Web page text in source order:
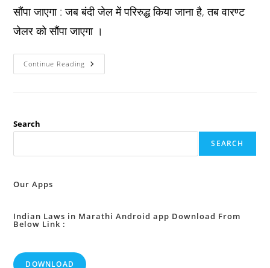
सौंपा जाएगा : जब बंदी जेल में परिरुद्ध किया जाना है, तब वारण्ट
जेलर को सौंपा जाएगा ।
Continue Reading Bnss
धारा
:
Search
SEARCH
Our Apps
Indian Laws in Marathi Android app Download From
Below Link :
DOWNLOAD